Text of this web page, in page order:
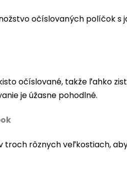
očíslovaných políčok
očíslované, takže ľahko
je úžasne pohodlné.
troch rôznych veľkostiach,